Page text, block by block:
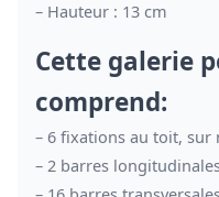
– Hauteur : 13 cm
Cette galerie
comprend:
– 6 fixations au toit, sur
– 2 barres